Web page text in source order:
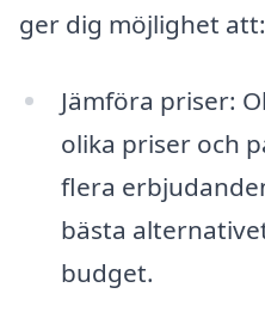
ger dig möjlighet att:
Jämföra priser:
olika priser och
flera
bästa
budget.